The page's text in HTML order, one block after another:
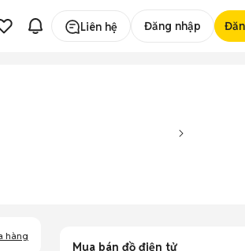
Liên hệ Đăng nhập
hàng
Mua bán đồ điện tử